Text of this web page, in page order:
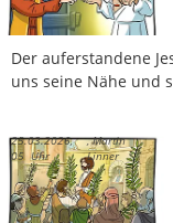
Der auferstandene
uns seine Nähe und
25.03.2026,
05 Uhr
Martin
Linner